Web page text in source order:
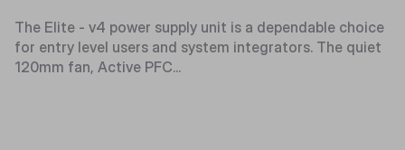
The Elite - v4 power supply unit is a dependable choice
for entry level users and system integrators. The quiet
120mm fan, Active PFC...